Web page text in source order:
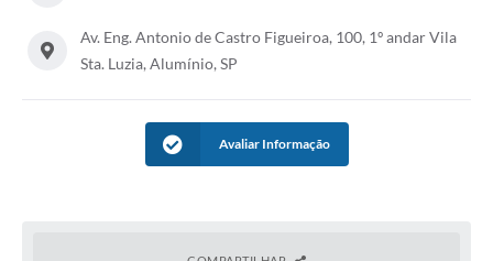
Av. Eng. Antonio de Castro Figueiroa, 100, 1º andar Vila
Sta. Luzia, Alumínio, SP
Avaliar Informação